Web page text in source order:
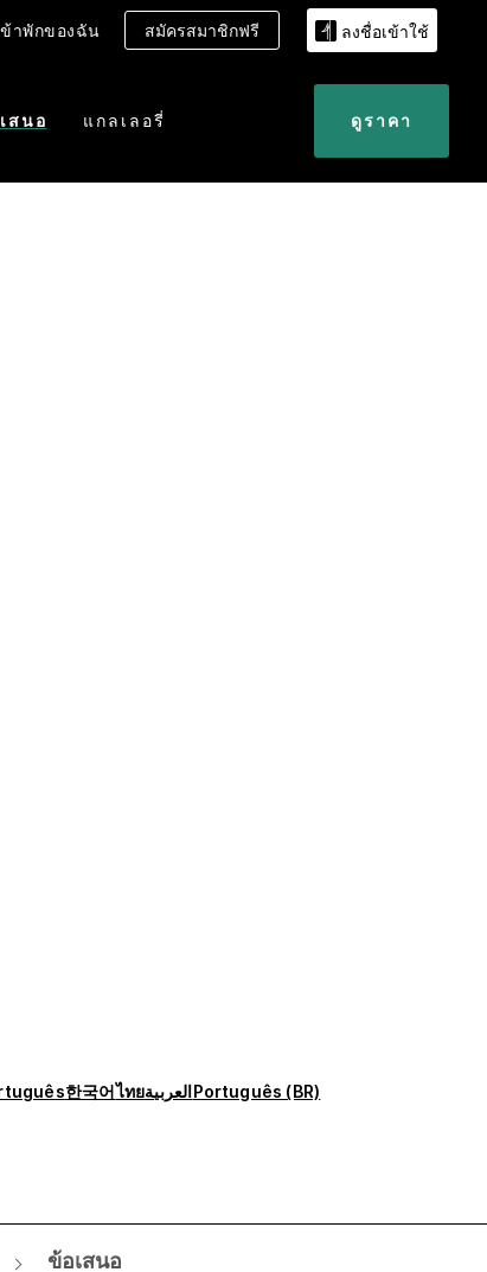
ข้าพักของฉัน สมัครสมาชิกฟรี ลงชื่อเข้าใช้
สนอ แกลเลอรี่ ดูราคา
한국어ไทยالعربيةPortuguês (BR)
ข้อเสนอ